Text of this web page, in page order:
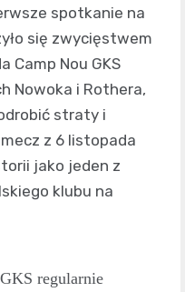
spotkanie na
się zwycięstwem
Camp Nou GKS
Nowoka i Rothera,
straty i
z 6 listopada
jako jeden z
klubu na
regularnie